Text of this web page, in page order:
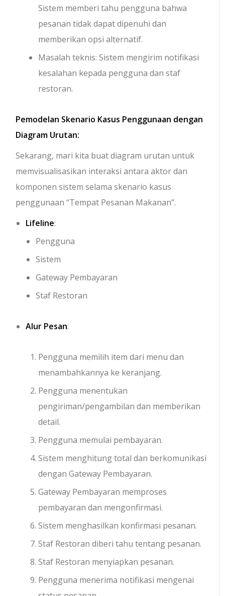
Sistem memberi tahu pengguna bahwa
pesanan tidak dapat dipenuhi dan
memberikan opsi alternatif.
Masalah teknis: Sistem mengirim notifikasi
kesalahan kepada pengguna dan staf
restoran.
Pemodelan Skenario Kasus Penggunaan dengan
Diagram Urutan:
Sekarang, mari kita buat diagram urutan untuk
memvisualisasikan interaksi antara aktor dan
komponen sistem selama skenario kasus
penggunaan “Tempat Pesanan Makanan”.
Lifeline:
Pengguna
Sistem
Gateway Pembayaran
Staf Restoran
Alur Pesan:
Pengguna memilih item dari menu dan
menambahkannya ke keranjang.
Pengguna menentukan
pengiriman/pengambilan dan memberikan
detail.
Pengguna memulai pembayaran.
Sistem menghitung total dan berkomunikasi
dengan Gateway Pembayaran.
Gateway Pembayaran memproses
pembayaran dan mengonfirmasi.
Sistem menghasilkan konfirmasi pesanan.
Staf Restoran diberi tahu tentang pesanan.
Staf Restoran menyiapkan pesanan.
Pengguna menerima notifikasi mengenai